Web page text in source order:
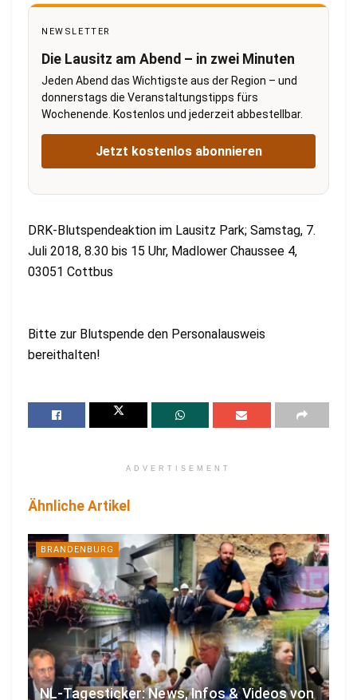
NEWSLETTER
Die Lausitz am Abend – in zwei Minuten
Jeden Abend das Wichtigste aus der Region – und
donnerstags die Veranstaltungstipps fürs
Wochenende. Kostenlos und jederzeit abbestellbar.
Jetzt kostenlos abonnieren
DRK-Blutspendeaktion im Lausitz Park; Samstag, 7.
Juli 2018, 8.30 bis 15 Uhr, Madlower Chaussee 4,
03051 Cottbus
Bitte zur Blutspende den Personalausweis
bereithalten!
ADVERTISEMENT
Ähnliche Artikel
BRANDENBURG
NL-Tagesticker: News, Infos & Videos von